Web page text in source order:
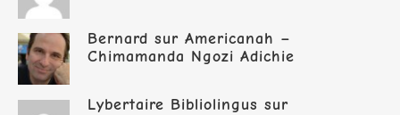
Bernard sur Americanah –
Chimamanda Ngozi Adichie
Lybertaire Bibliolingus sur